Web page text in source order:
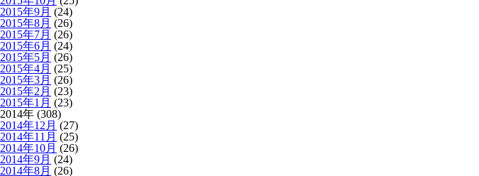
2015年9月 (24)
2015年8月 (26)
2015年7月 (26)
2015年6月 (24)
2015年5月 (26)
2015年4月 (25)
2015年3月 (26)
2015年2月 (23)
2015年1月 (23)
2014年 (308)
2014年12月 (27)
2014年11月 (25)
2014年10月 (26)
2014年9月 (24)
2014年8月 (26)